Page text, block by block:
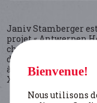
Janiv Stamberger
projet « Antwerpen
chercheur affilié à
d'Anvers). Ses
à la fin du XIXe
XXe siècle.
Bienvenue!
Nous utilisons